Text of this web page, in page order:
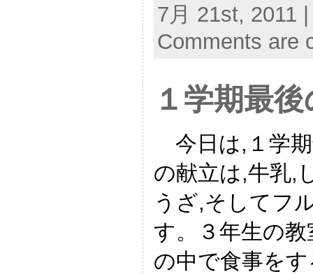
7月 21st, 2011
Comments are
１学期最
今日は,１学
の献立は,牛乳,
うざ,そしてフ
す。３年生の
の中で食事を